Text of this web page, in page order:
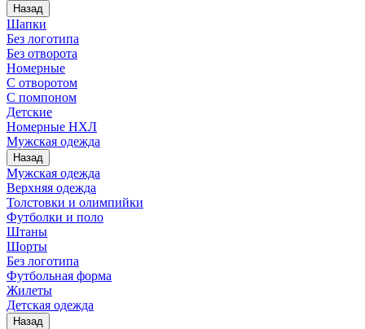
Назад
Шапки
Без логотипа
Без отворота
Номерные
С отворотом
С помпоном
Детские
Номерные НХЛ
Мужская одежда
Назад
Мужская одежда
Верхняя одежда
Толстовки и олимпийки
Футболки и поло
Штаны
Шорты
Без логотипа
Футбольная форма
Жилеты
Детская одежда
Назад